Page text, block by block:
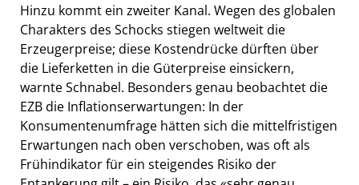
Hinzu kommt ein zweiter Kanal. Wegen des globalen
Charakters des Schocks stiegen weltweit die
Erzeugerpreise; diese Kostendrücke dürften über
die Lieferketten in die Güterpreise einsickern,
warnte Schnabel. Besonders genau beobachtet die
EZB die Inflationserwartungen: In der
Konsumentenumfrage hätten sich die mittelfristigen
Erwartungen nach oben verschoben, was oft als
Frühindikator für ein steigendes Risiko der